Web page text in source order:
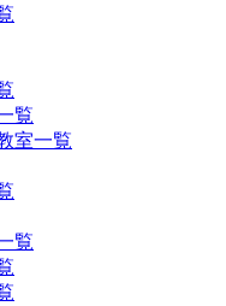
覧
室一覧
覧